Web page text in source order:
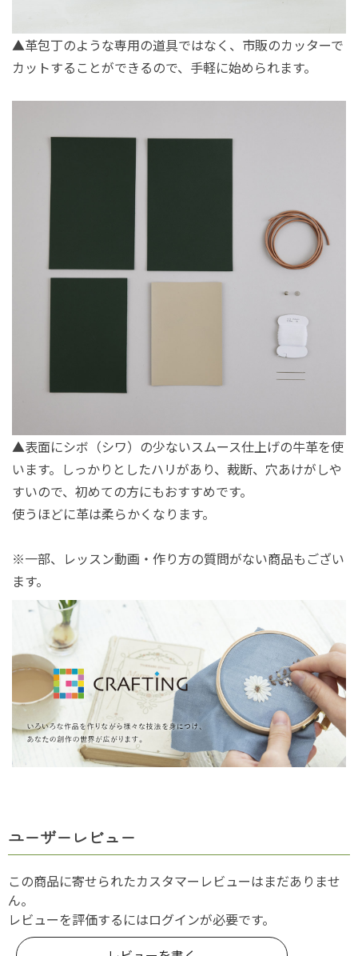
▲革包丁のような専用の道具ではなく、市販のカッターで
カットすることができるので、手軽に始められます。
▲表面にシボ（シワ）の少ないスムース仕上げの牛革を使
います。しっかりとしたハリがあり、裁断、穴あけがしや
すいので、初めての方にもおすすめです。
使うほどに革は柔らかくなります。
※一部、レッスン動画・作り方の質問がない商品もござい
ます。
ユーザーレビュー
この商品に寄せられたカスタマーレビューはまだありませ
ん。
レビューを評価するにはログインが必要です。